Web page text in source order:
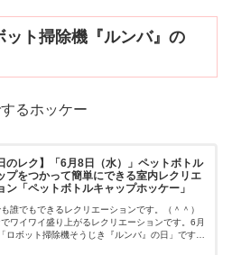
ト掃除機『ルンバ』の
るホッケー
のレク】「6月8日（水）」ペットボトル
プをつかって簡単にできる室内レクリエ
ン「ペットボトルキャップホッケー」
誰でもできるレクリエーションです。（＾＾）
ワイワイ盛り上がるレクリエーションです。6月
ロボット掃除機そうじき『ルンバ』の日」です。